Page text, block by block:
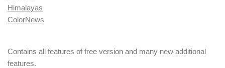
Himalayas
ColorNews
Contains all features of free version and many new additional
features.